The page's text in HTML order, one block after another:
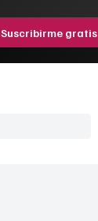
Suscribirme gratis